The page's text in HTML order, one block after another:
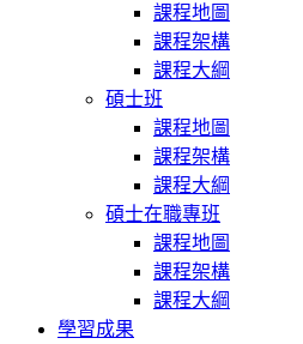
課程地圖
課程架構
課程大綱
碩士班
課程地圖
課程架構
課程大綱
碩士在職專班
課程地圖
課程架構
課程大綱
學習成果